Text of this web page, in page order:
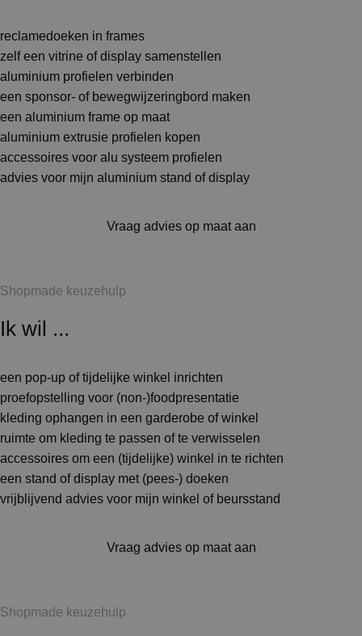
reclamedoeken in frames
zelf een vitrine of display samenstellen
aluminium profielen verbinden
een sponsor- of bewegwijzeringbord maken
een aluminium frame op maat
aluminium extrusie profielen kopen
accessoires voor alu systeem profielen
advies voor mijn aluminium stand of display
Vraag advies op maat aan
Shopmade keuzehulp
Ik wil ...
een pop-up of tijdelijke winkel inrichten
proefopstelling voor (non-)foodpresentatie
kleding ophangen in een garderobe of winkel
ruimte om kleding te passen of te verwisselen
accessoires om een (tijdelijke) winkel in te richten
een stand of display met (pees-) doeken
vrijblijvend advies voor mijn winkel of beursstand
Vraag advies op maat aan
Shopmade keuzehulp